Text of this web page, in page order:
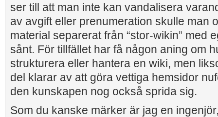
ser till att man inte kan vandalisera
av avgift eller prenumeration skulle man
material separerat från “stor-wikin” med
sånt. För tillfället har få någon aning om
strukturera eller hantera en wiki, men
del klarar av att göra vettiga hemsidor
den kunskapen nog också sprida sig.
Som du kanske märker är jag en